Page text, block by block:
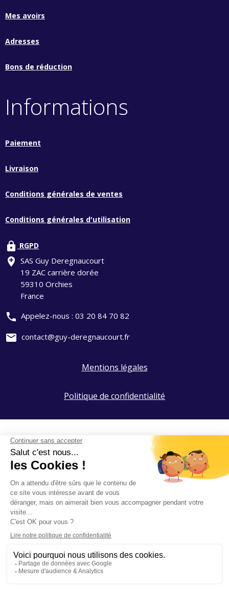
Mes avoirs
Adresses
Bons de réduction
Informations
Paiement
Livraison
Conditions générales de ventes
Conditions générales d'utilisation
lock RGPD
add_location SAS Guy Deregnaucourt
19 ZAC carrière dorée
59310 Orchies
France
phone Appelez-nous : 03 20 84 70 82
mail contact@guy-deregnaucourt.fr
Mentions légales
Politique de confidentialité